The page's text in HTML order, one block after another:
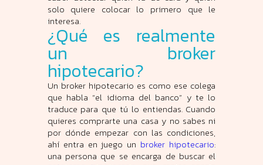
solo quiere colocar lo primero que le
interesa.
¿Qué es realmente
un broker
hipotecario?
Un broker hipotecario es como ese colega
que habla “el idioma del banco” y te lo
traduce para que tú lo entiendas. Cuando
quieres comprarte una casa y no sabes ni
por dónde empezar con las condiciones,
ahí entra en juego un broker hipotecario:
una persona que se encarga de buscar el